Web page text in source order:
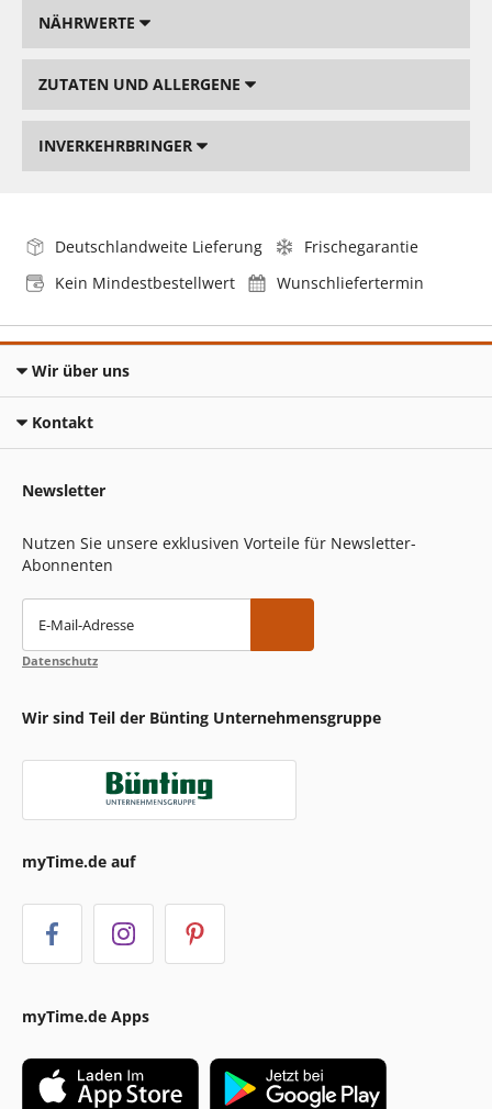
NÄHRWERTE
ZUTATEN UND ALLERGENE
INVERKEHRBRINGER
Deutschlandweite Lieferung
Frischegarantie
Kein Mindestbestellwert
Wunschliefertermin
Wir über uns
Kontakt
Newsletter
Nutzen Sie unsere exklusiven Vorteile für Newsletter-
Abonnenten
E-Mail-Adresse
Datenschutz
Wir sind Teil der Bünting Unternehmensgruppe
myTime.de auf
myTime.de Apps